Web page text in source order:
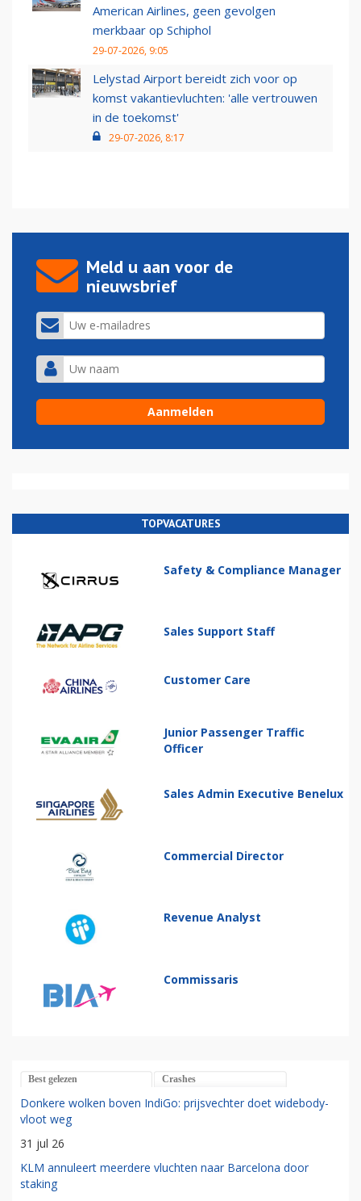
American Airlines, geen gevolgen
merkbaar op Schiphol
29-07-2026, 9:05
Lelystad Airport bereidt zich voor op
komst vakantievluchten: 'alle vertrouwen
in de toekomst'
29-07-2026, 8:17
Meld u aan voor de
nieuwsbrief
TOPVACATURES
Safety & Compliance Manager
Sales Support Staff
Customer Care
Junior Passenger Traffic
Officer
Sales Admin Executive Benelux
Commercial Director
Revenue Analyst
Commissaris
Best gelezen Crashes
Donkere wolken boven IndiGo: prijsvechter doet widebody-
vloot weg
31 jul 26
KLM annuleert meerdere vluchten naar Barcelona door
staking